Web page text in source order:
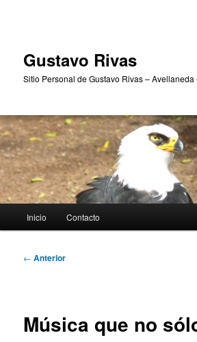
Gustavo Rivas
Sitio Personal de Gustavo Rivas – Avellaneda
principal
Inicio Contacto
Navegación
← Anterior
Música que no